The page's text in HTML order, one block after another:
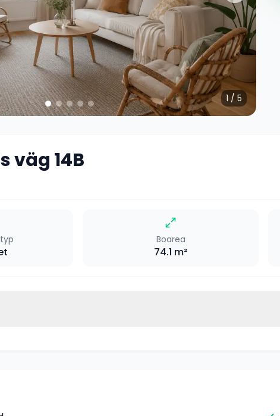
1 / 5
väg 14B
Boarea
74.1 m²